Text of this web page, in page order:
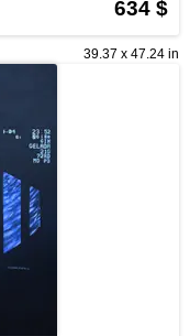
634 $
39.37 x 47.24 in